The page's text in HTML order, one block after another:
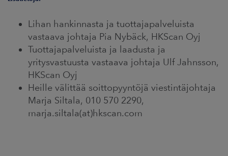
Lihan hankinnasta ja tuottajapalveluista
vastaava johtaja Pia Nybäck, HKScan Oyj
Tuottajapalveluista ja laadusta ja
yritysvastuusta vastaava johtaja Ulf Jahnsson,
HKScan Oyj
Heille välittää soittopyyntöjä viestintäjohtaja
Marja Siltala, 010 570 2290,
marja.siltala(at)hkscan.com